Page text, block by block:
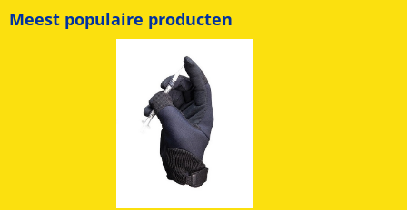
Meest populaire producten